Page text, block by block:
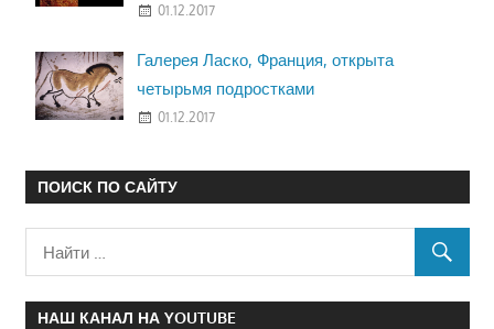
01.12.2017
Галерея Ласко, Франция, открыта
четырьмя подростками
01.12.2017
ПОИСК ПО САЙТУ
НАШ КАНАЛ НА YOUTUBE